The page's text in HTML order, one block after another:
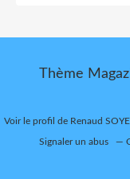
Thème
Voir le profil de Renaud
Signaler un abus